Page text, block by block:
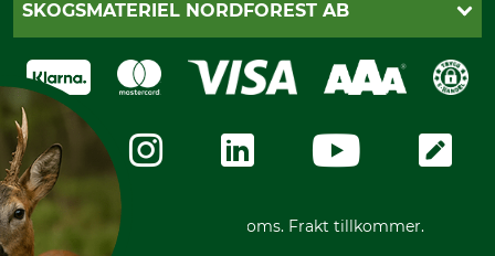
Dataskydd
Integritetspolicy
Ångerrätt
Ångerrätt för din beställning
Reklamationer
Frakter
Swish
SKOGSMATERIEL NORDFOREST AB
Om oss
GRUBE-Gruppen
Företagsuppgifter
Karriär
Vår personal
Varumärken
Mässor
Instagram TOS
*Alla priser inklusive moms. Frakt tillkommer.